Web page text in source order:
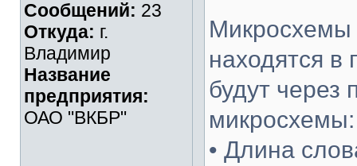
Сообщений: 23
Откуда: г.
Владимир
Название
предприятия:
ОАО "ВКБР"
находятся
будут
микросхемы:
• Длина